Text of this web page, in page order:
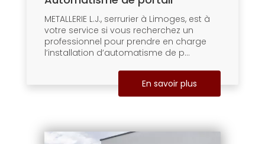
METALLERIE L.J., serrurier à Limoges, est à
votre service si vous recherchez un
professionnel pour prendre en charge
l’installation d’automatisme de p...
En savoir plus